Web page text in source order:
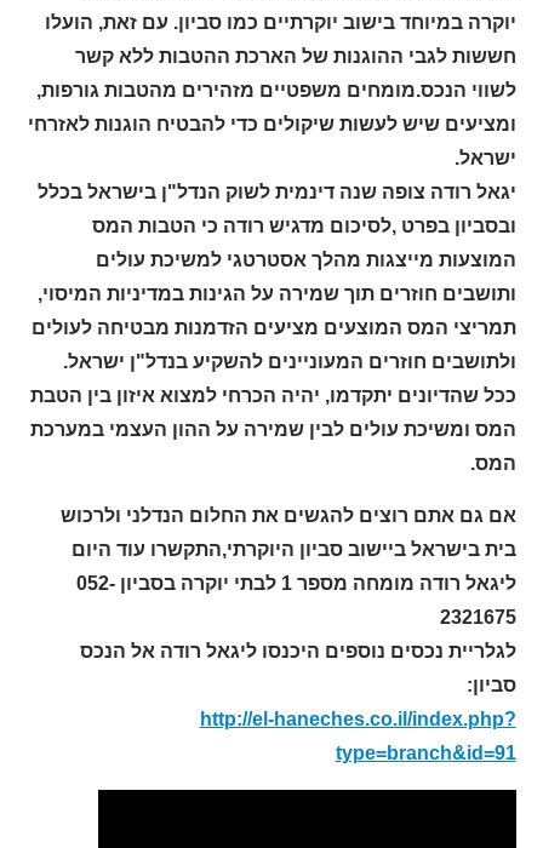
יוקרה במיוחד בישוב יוקרתיים כמו סביון. עם זאת, הועלו
חששות לגבי ההוגנות של הארכת ההטבות ללא קשר
לשווי הנכס.מומחים משפטיים מזהירים מהטבות גורפות,
ומציעים שיש לעשות שיקולים כדי להבטיח הוגנות לאזרחי
ישראל.
יגאל רודה צופה שנה דינמית לשוק הנדל"ן בישראל בכלל
ובסביון בפרט ,לסיכום מדגיש רודה כי הטבות המס
המוצעות מייצגות מהלך אסטרטגי למשיכת עולים
ותושבים חוזרים תוך שמירה על הגינות במדיניות המיסוי,
תמריצי המס המוצעים מציעים הזדמנות מבטיחה לעולים
ולתושבים חוזרים המעוניינים להשקיע בנדל"ן ישראל.
ככל שהדיונים יתקדמו, יהיה הכרחי למצוא איזון בין הטבת
המס ומשיכת עולים לבין שמירה על ההון העצמי במערכת
המס.
אם גם אתם רוצים להגשים את החלום הנדלני ולרכוש
בית בישראל ביישוב סביון היוקרתי,התקשרו עוד היום
ליגאל רודה מומחה מספר 1 לבתי יוקרה בסביון 052-
2321675
לגלריית נכסים נוספים היכנסו ליגאל רודה אל הנכס
סביון:
http://el-haneches.co.il/index.php?
type=branch&id=91